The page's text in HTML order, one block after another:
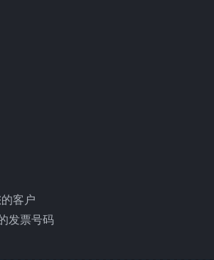
客户
发票号码